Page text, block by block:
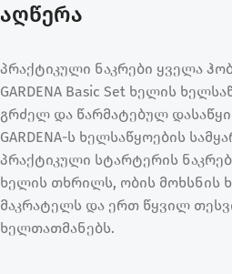
აღწერა
პრაქტიკული ნაკრები ყველა
GARDENA Basic Set ხელის
გრძელ და წარმატებულ
GARDENA-ს ხელსაწყოების
პრაქტიკული სტარტერის
ხელის თხრილს, ობის მოხსნის
მაკრატელს და ერთ წყვილ
ხელთათმანებს.